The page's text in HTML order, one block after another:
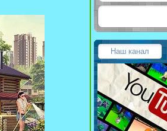
Наш канал